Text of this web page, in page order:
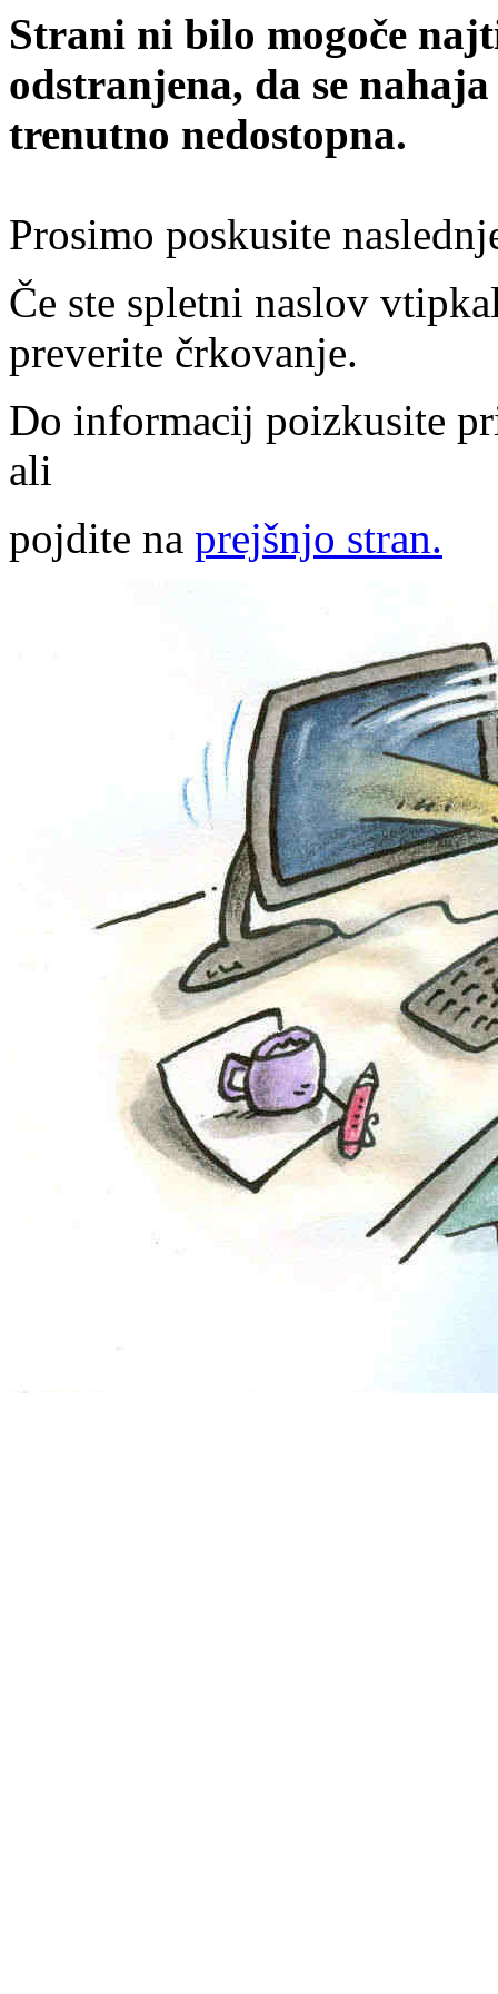
Strani ni bilo mogoče
odstranjena, da se
trenutno nedostopna.
Prosimo poskusite
Če ste spletni naslov
preverite črkovanje.
Do informacij poizkusite
ali
pojdite na prejšnjo stran.